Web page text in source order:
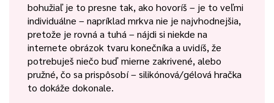
bohužiaľ je to presne tak, ako hovoríš – je to veľmi
individuálne – napríklad mrkva nie je najvhodnejšia,
pretože je rovná a tuhá – nájdi si niekde na
internete obrázok tvaru konečníka a uvidíš, že
potrebuješ niečo buď mierne zakrivené, alebo
pružné, čo sa prispôsobí – silikónová/gélová hračka
to dokáže dokonale.